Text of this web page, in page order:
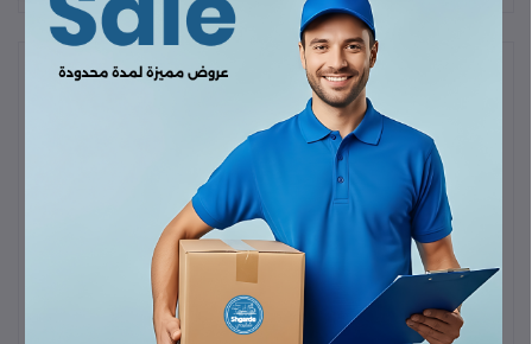
مولد كهرباء بنزين رونيكس
المحرك: 420cc
خزان الوقود:سعة ، يكفي للتشغيل المستمر حتى
ساعة.